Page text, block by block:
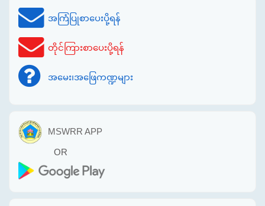
အကြံပြုစာပေးပို့ရန်
တိုင်ကြားစာပေးပို့ရန်
အမေး၊အဖြေကဏ္ဍများ
MSWRR APP
OR